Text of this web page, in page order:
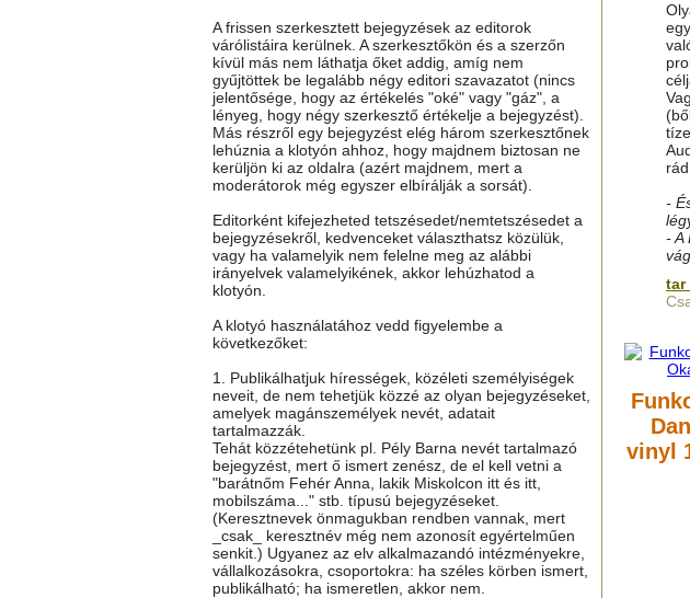
A frissen szerkesztett bejegyzések az editorok
várólistáira kerülnek. A szerkesztőkön és a szerzőn
kívül más nem láthatja őket addig, amíg nem
gyűjtöttek be legalább négy editori szavazatot (nincs
jelentősége, hogy az értékelés "oké" vagy "gáz", a
lényeg, hogy négy szerkesztő értékelje a bejegyzést).
Más részről egy bejegyzést elég három szerkesztőnek
lehúznia a klotyón ahhoz, hogy majdnem biztosan ne
kerüljön ki az oldalra (azért majdnem, mert a
moderátorok még egyszer elbírálják a sorsát).
Editorként kifejezheted tetszésedet/nemtetszésedet a
bejegyzésekről, kedvenceket választhatsz közülük,
vagy ha valamelyik nem felelne meg az alábbi
irányelvek valamelyikének, akkor lehúzhatod a
klotyón.
A klotyó használatához vedd figyelembe a
következőket:
1. Publikálhatjuk hírességek, közéleti személyiségek
neveit, de nem tehetjük közzé az olyan bejegyzéseket,
amelyek magánszemélyek nevét, adatait
tartalmazzák.
Tehát közzétehetünk pl. Pély Barna nevét tartalmazó
bejegyzést, mert ő ismert zenész, de el kell vetni a
"barátnőm Fehér Anna, lakik Miskolcon itt és itt,
mobilszáma..." stb. típusú bejegyzéseket.
(Keresztnevek önmagukban rendben vannak, mert
_csak_ keresztnév még nem azonosít egyértelműen
senkit.) Ugyanez az elv alkalmazandó intézményekre,
vállalkozásokra, csoportokra: ha széles körben ismert,
publikálható; ha ismeretlen, akkor nem.
-
- A
tar
vinyl